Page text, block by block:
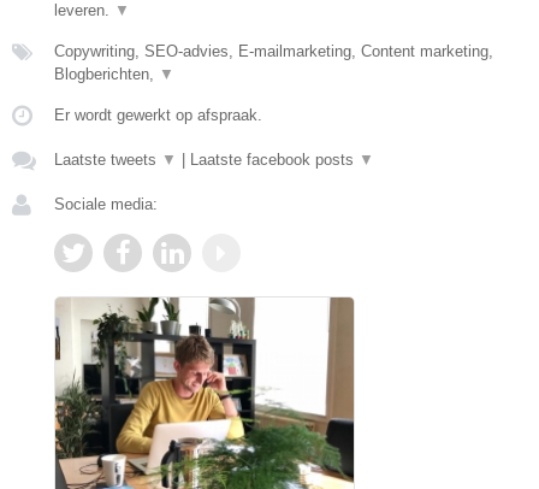
leveren. ▼
Copywriting, SEO-advies, E-mailmarketing, Content marketing,
Blogberichten, ▼
Er wordt gewerkt op afspraak.
Laatste tweets ▼ Laatste facebook posts ▼
Sociale media: